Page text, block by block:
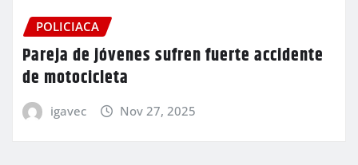
POLICIACA
Pareja de jóvenes sufren fuerte accidente
de motocicleta
igavec Nov 27, 2025